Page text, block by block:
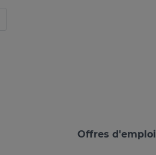
Offres d'emploi